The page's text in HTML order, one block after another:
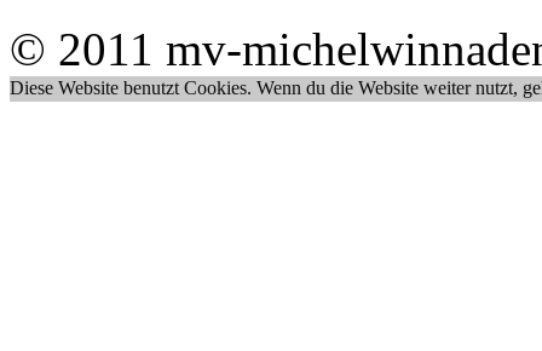
© 2011 mv-
Diese Website benutzt Cookies. Wenn du die Website weiter nutzt,